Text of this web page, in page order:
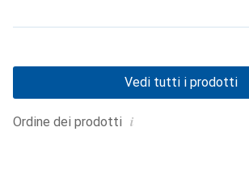
Ordine dei prodotti i
Vedi tutti i prodotti